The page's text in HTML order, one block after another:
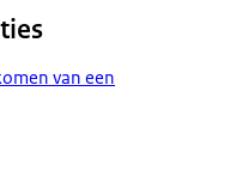
van een